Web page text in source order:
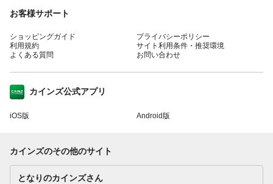
お客様サポート
ショッピングガイド
利用規約
よくある質問
プライバシーポリシー
サイト利用条件・推奨環境
お問い合わせ
カインズ公式アプリ
iOS版 Android版
カインズのその他のサイト
となりのカインズさん